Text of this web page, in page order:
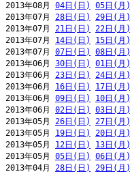
2013年08月 04日(日) 05日(月)
2013年07月 28日(日) 29日(月)
2013年07月 21日(日) 22日(月)
2013年07月 14日(日) 15日(月)
2013年07月 07日(日) 08日(月)
2013年06月 30日(日) 01日(月)
2013年06月 23日(日) 24日(月)
2013年06月 16日(日) 17日(月)
2013年06月 09日(日) 10日(月)
2013年06月 02日(日) 03日(月)
2013年05月 26日(日) 27日(月)
2013年05月 19日(日) 20日(月)
2013年05月 12日(日) 13日(月)
2013年05月 05日(日) 06日(月)
2013年04月 28日(日) 29日(月)